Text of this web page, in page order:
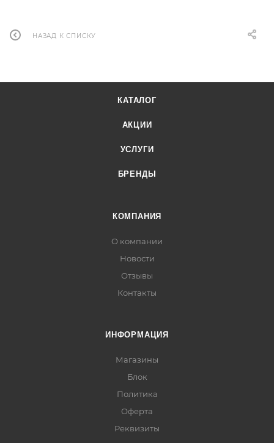
НАЗАД К СПИСКУ
КАТАЛОГ
АКЦИИ
УСЛУГИ
БРЕНДЫ
КОМПАНИЯ
О компании
Новости
Отзывы
Контакты
ИНФОРМАЦИЯ
Магазины
Блок
Политика
Оферта
Реквизиты